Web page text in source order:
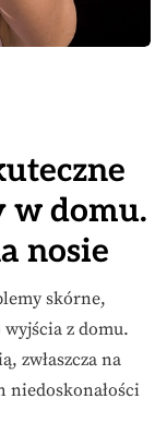
w domu.
nosie
skórne,
z domu.
zwłaszcza na
niedoskonałości